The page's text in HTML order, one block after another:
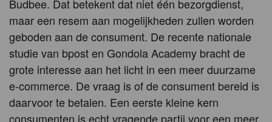
Budbee. Dat betekent dat niet één bezorgdienst,
maar een resem aan mogelijkheden zullen worden
geboden aan de consument. De recente nationale
studie van bpost en Gondola Academy bracht de
grote interesse aan het licht in een meer duurzame
e-commerce. De vraag is of de consument bereid is
daarvoor te betalen. Een eerste kleine kern
consumenten is echt vragende partij voor een meer